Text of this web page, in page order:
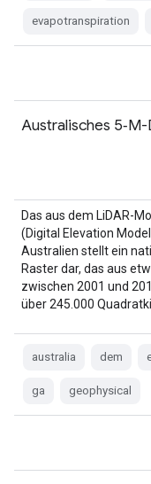
evapotranspiration
Australisches
Das aus dem LiDAR-
(Digital Elevation
Australien stellt ein
Raster dar, das aus
zwischen 2001 und
über 245.000
australia dem
ga geophysical